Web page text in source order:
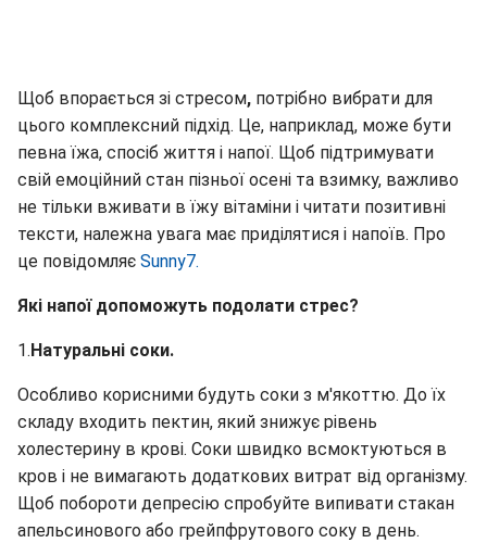
Щоб впорається зі стресом, потрібно вибрати для
цього комплексний підхід. Це, наприклад, може бути
певна їжа, спосіб життя і напої. Щоб підтримувати
свій емоційний стан пізньої осені та взимку, важливо
не тільки вживати в їжу вітаміни і читати позитивні
тексти, належна увага має приділятися і напоїв. Про
це повідомляє Sunny7.
Які напої допоможуть подолати стрес?
1.Натуральні соки.
Особливо корисними будуть соки з м'якоттю. До їх
складу входить пектин, який знижує рівень
холестерину в крові. Соки швидко всмоктуються в
кров і не вимагають додаткових витрат від організму.
Щоб побороти депресію спробуйте випивати стакан
апельсинового або грейпфрутового соку в день.